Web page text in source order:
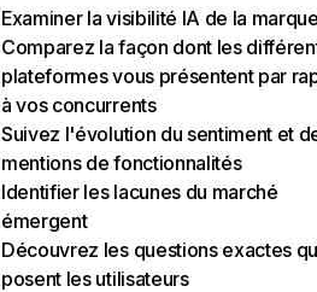
Examiner la visibilité IA de la
Comparez la façon dont les
plateformes vous présentent par
à vos concurrents
Suivez l'évolution du sentiment et
mentions de fonctionnalités
Identifier les lacunes du marché
émergent
Découvrez les questions exactes
posent les utilisateurs